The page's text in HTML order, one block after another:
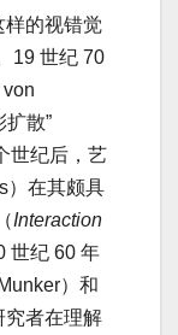
样的视错觉
19 世纪 70
散”
世纪后，艺
）在其颇具
Interaction
世纪 60 年
）和
究者在理解